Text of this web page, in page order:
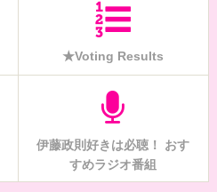
★Voting Results
伊藤政則好きは必聴！ おす
すめラジオ番組